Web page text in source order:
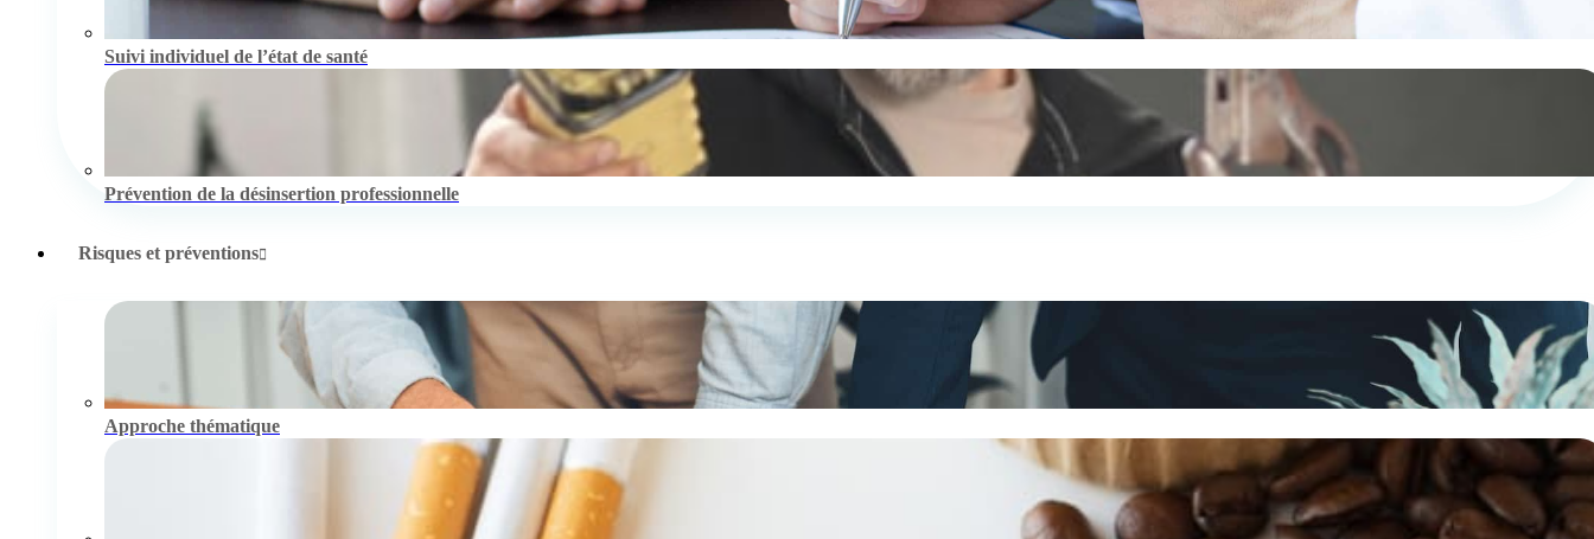
Suivi individuel de l’état de santé
Prévention de la désinsertion professionnelle
Risques et préventions
Approche thématique